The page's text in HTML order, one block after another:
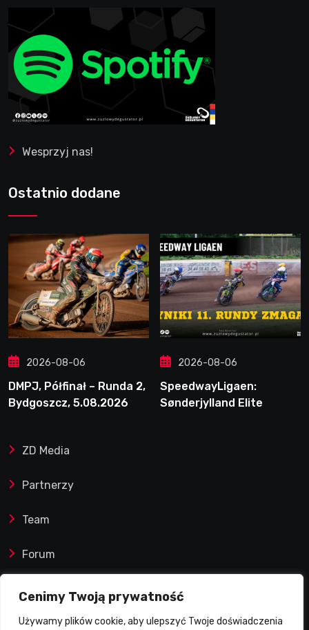
Cenimy Twoją prywatność
Używamy plików cookie, aby ulepszyć Twoje doświadczenia
Wesprzyj nas!
Ostatnio dodane
2026-08-06
DMPJ, Półfinał – Runda 2,
Bydgoszcz, 5.08.2026
2026-08-06
SpeedwayLigaen:
Sønderjylland Elite
ZD Media
Partnerzy
Team
Forum
Reklamy i współprace
Prawa autorskie